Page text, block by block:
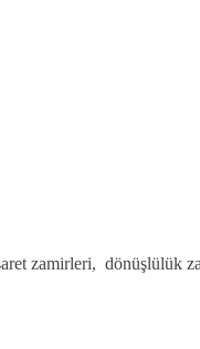
zamirleri, dönüşlülük